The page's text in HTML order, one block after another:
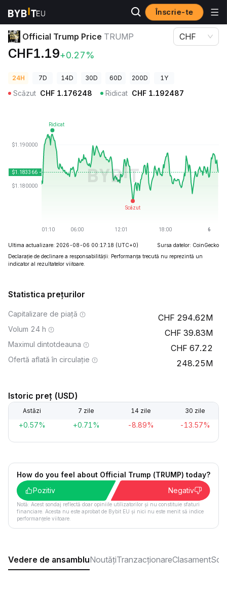
Înscrie-te
Prețuri Crypto Official Trump Price TRUMP
Official Trump Price TRUMP
CHF1.19+0.27%
CHF
24H 7D 14D 30D 60D 200D 1Y
Scăzut CHF 1.176248 Ridicat CHF 1.192487
Ultima actualizare: 2026-08-06 00:17:18 (UTC+0)
Sursa datelor: CoinGecko
Declarație de declinare a responsabilității: Performanța trecută nu reprezintă un
indicator al rezultatelor viitoare.
Statistica prețurilor
Capitalizare de piață 294.62M
Volum 24 h 39.83M
Maximul dintotdeauna 67.22
Ofertă aflată în circulație 248.25M
Istoric preț (USD)
Astăzi 7 zile 14 zile 30 zile
+0.57% +0.71% -8.89% -13.57%
How do you feel about Official Trump (TRUMP) today?
Pozitiv
Negativ
Notă: Acest sondaj reflectă doar opiniile utilizatorilor și nu constituie sfaturi
financiare. Acesta nu este aprobat de Bybit EU și nici nu este menit să indice
performanțele viitoare.
Vedere de ansambluNoutățiTranzacționareClasament